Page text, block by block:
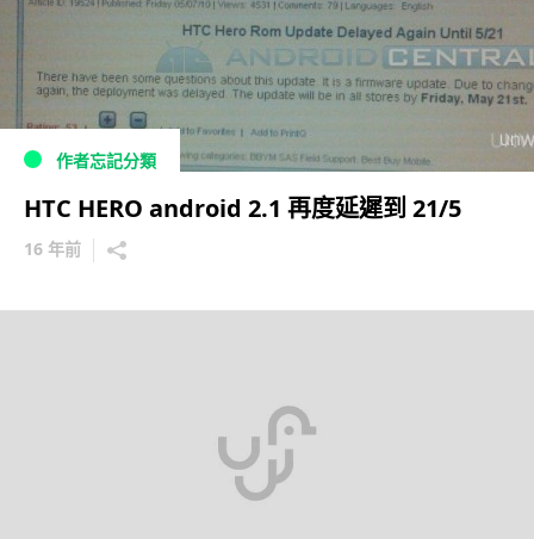
作者忘記分類
HTC HERO android 2.1 再度延遲到 21/5
16 年前